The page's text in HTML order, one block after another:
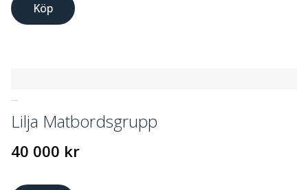
Köp
Lilja Matbordsgrupp
40 000 kr